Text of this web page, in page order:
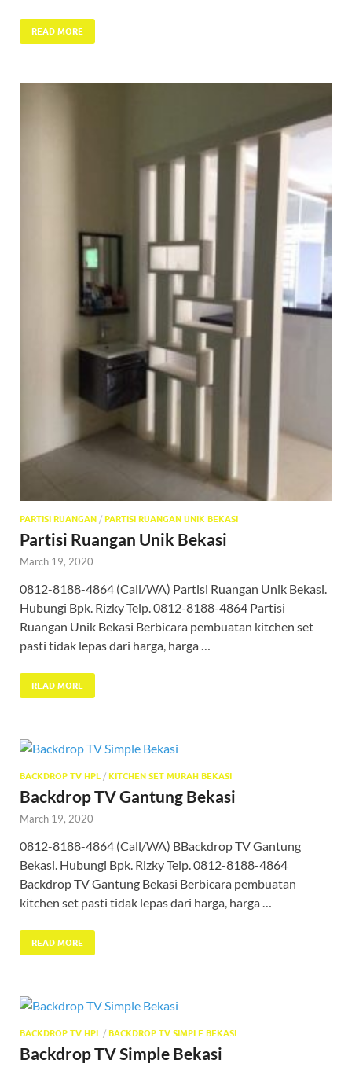
READ MORE
PARTISI RUANGAN / PARTISI RUANGAN UNIK BEKASI
Partisi Ruangan Unik Bekasi
March 19, 2020
0812-8188-4864 (Call/WA) Partisi Ruangan Unik Bekasi.
Hubungi Bpk. Rizky Telp. 0812-8188-4864 Partisi
Ruangan Unik Bekasi Berbicara pembuatan kitchen set
pasti tidak lepas dari harga, harga …
READ MORE
BACKDROP TV HPL / KITCHEN SET MURAH BEKASI
Backdrop TV Gantung Bekasi
March 19, 2020
0812-8188-4864 (Call/WA) BBackdrop TV Gantung
Bekasi. Hubungi Bpk. Rizky Telp. 0812-8188-4864
Backdrop TV Gantung Bekasi Berbicara pembuatan
kitchen set pasti tidak lepas dari harga, harga …
READ MORE
BACKDROP TV HPL / BACKDROP TV SIMPLE BEKASI
Backdrop TV Simple Bekasi